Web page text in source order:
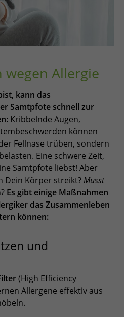
wegen Allergie
kann das
Samtpfote schnell zur
Kribbelnde Augen,
können
Fellnase trüben, sondern
Eine schwere Zeit,
Samtpfote liebst! Aber
Dein Körper streikt?Musst
Es gibt einige Maßnahmen
das Zusammenleben
können:
und
(High Efficiency
Allergene effektiv aus